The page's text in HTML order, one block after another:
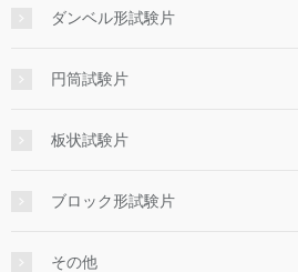
ダンベル形試験片
円筒試験片
板状試験片
ブロック形試験片
その他